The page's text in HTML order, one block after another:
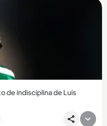
de indisciplina de Luis
surgido alrededor del